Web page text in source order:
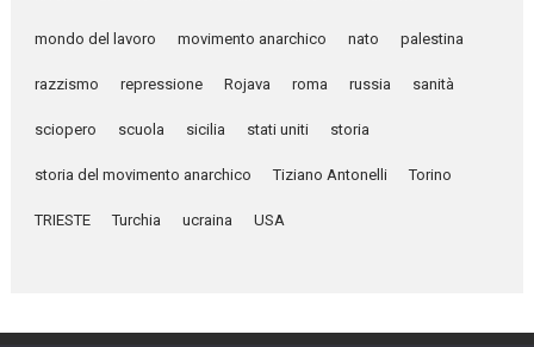
mondo del lavoro movimento anarchico nato palestina
razzismo repressione Rojava roma russia sanità
sciopero scuola sicilia stati uniti storia
storia del movimento anarchico Tiziano Antonelli Torino
TRIESTE Turchia ucraina USA